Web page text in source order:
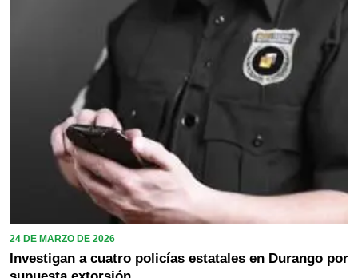
24 DE MARZO DE 2026
Investigan a cuatro policías estatales en Durango por